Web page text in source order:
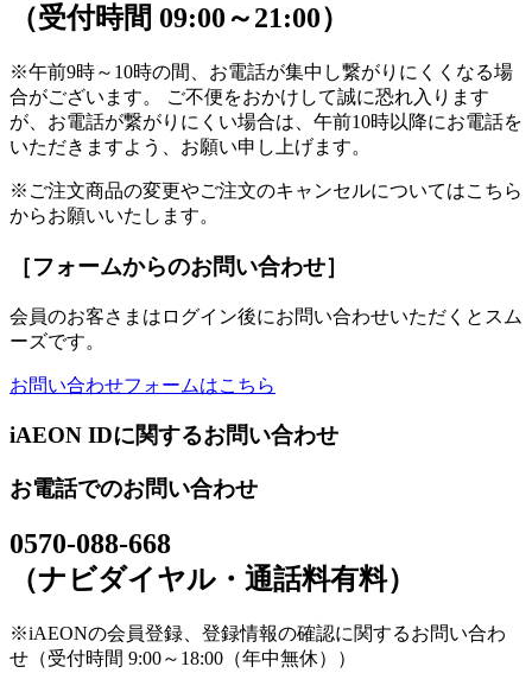
（受付時間 09:00～21:00）
※午前9時～10時の間、お電話が集中し繋がりにくくなる場
合がございます。 ご不便をおかけして誠に恐れ入ります
が、お電話が繋がりにくい場合は、午前10時以降にお電話を
いただきますよう、お願い申し上げます。
※ご注文商品の変更やご注文のキャンセルについてはこちら
からお願いいたします。
［フォームからのお問い合わせ］
会員のお客さまはログイン後にお問い合わせいただくとスム
ーズです。
お問い合わせフォームはこちら
iAEON IDに関するお問い合わせ
お電話でのお問い合わせ
0570-088-668
（ナビダイヤル・通話料有料）
※iAEONの会員登録、登録情報の確認に関するお問い合わ
せ（受付時間 9:00～18:00（年中無休））